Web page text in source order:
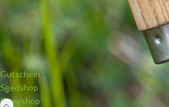
PRODUKTKATEGORIEN
Gutschein
Seedshop
Growshop